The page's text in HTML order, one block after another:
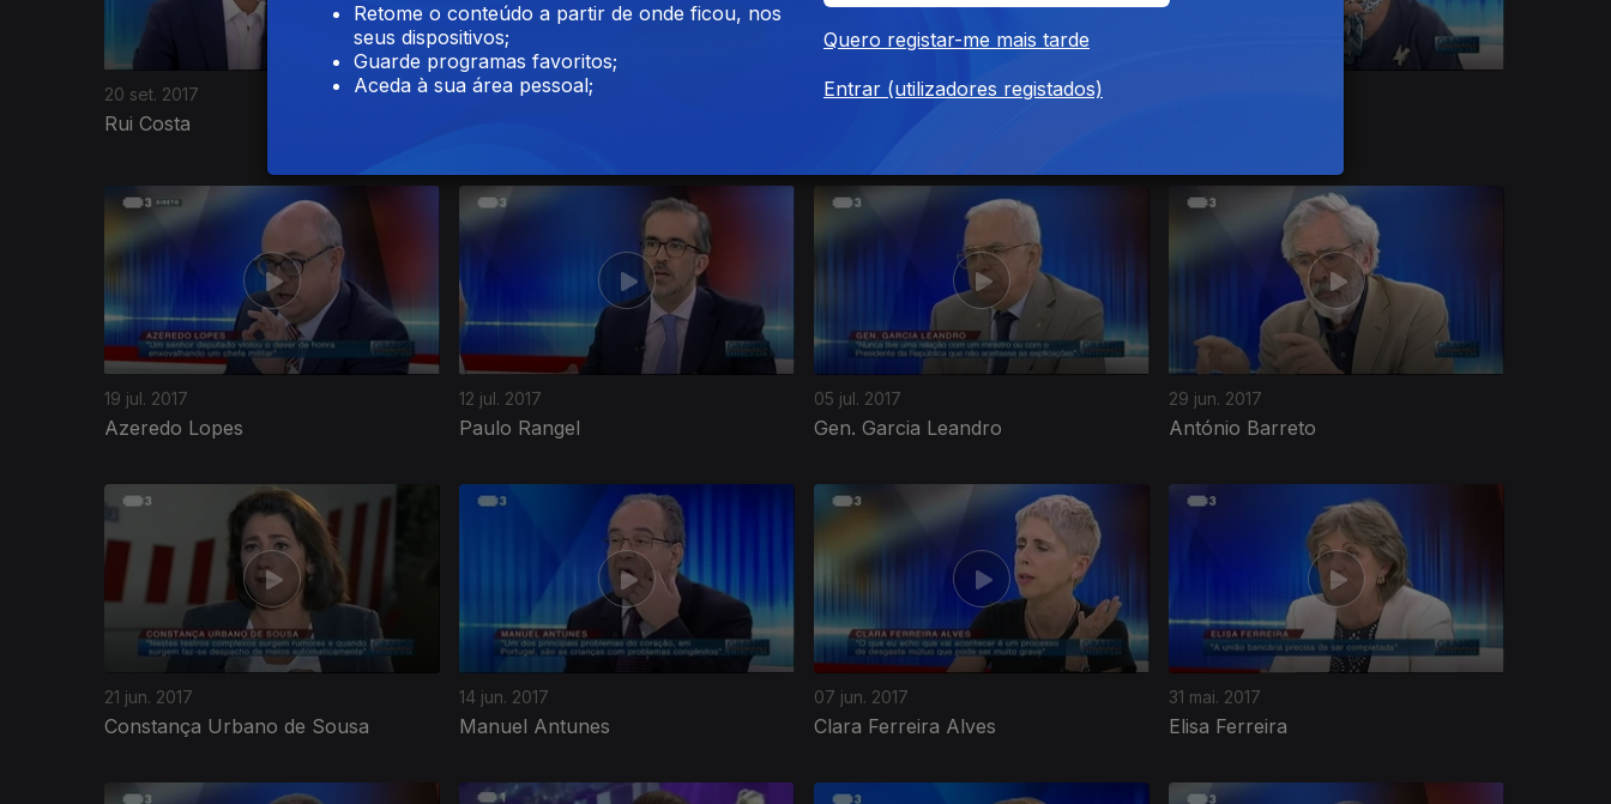
20 set. 2017
Rui Costa
06 set. 2017 Ep. 32 30 ago. 2017
19 jul. 2017
Azeredo Lopes
12 jul. 2017
Paulo Rangel
05 jul. 2017
Gen. Garcia Leandro
29 jun. 2017
António Barreto
296111
21 jun. 2017
Constança Urbano de Sousa
14 jun. 2017
Manuel Antunes
07 jun. 2017
Clara Ferreira Alves
31 mai. 2017
Elisa Ferreira
Retome o conteúdo a partir de onde ficou, nos
seus dispositivos;
Guarde programas favoritos;
Aceda à sua área pessoal;
Quero registar-me mais tarde
Entrar (utilizadores registados)